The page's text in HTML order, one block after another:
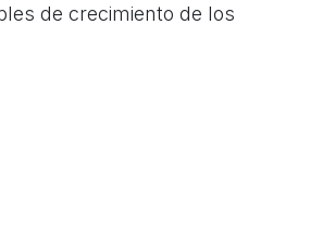
de crecimiento de los